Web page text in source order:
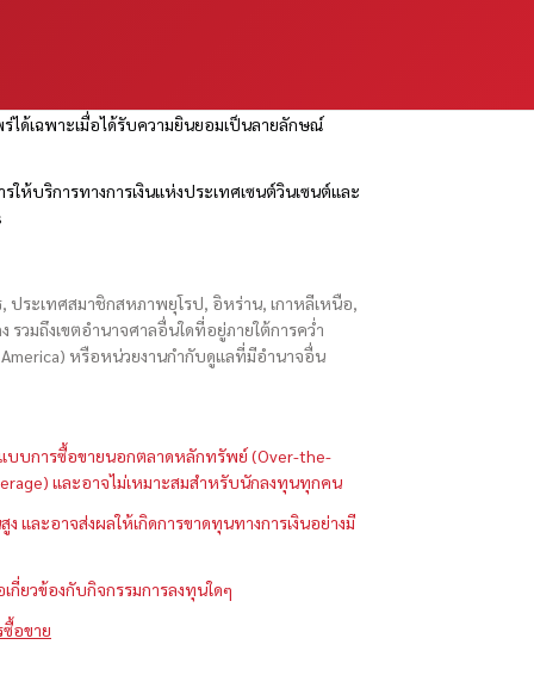
ได้เฉพาะเมื่อได้รับความยินยอมเป็นลายลักษณ์
ห้บริการทางการเงินแห่งประเทศเซนต์วินเซนต์และ
ประเทศสมาชิกสหภาพยุโรป, อิหร่าน, เกาหลีเหนือ,
รวมถึงเขตอำนาจศาลอื่นใดที่อยู่ภายใต้การคว่ำ
หรือหน่วยงานกำกับดูแลที่มีอำนาจอื่น
แบบการซื้อขายนอกตลาดหลักทรัพย์ (Over-the-
และอาจไม่เหมาะสมสำหรับนักลงทุนทุกคน
ง และอาจส่งผลให้เกิดการขาดทุนทางการเงินอย่างมี
กี่ยวข้องกับกิจกรรมการลงทุนใดๆ
ซื้อขาย